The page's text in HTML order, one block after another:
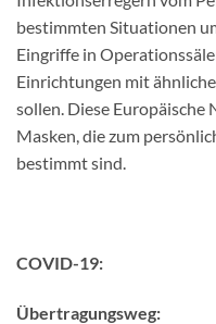
bestimmten Situationen
Eingriffe in
Einrichtungen mit
sollen. Diese
Masken, die zum
bestimmt sind.
COVID-19:
Übertragungsweg: